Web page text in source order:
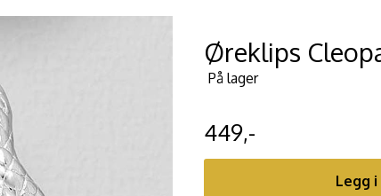
Øreklips
På lager
449,-
Legg